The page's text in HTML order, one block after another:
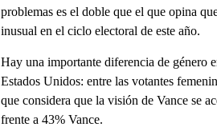
problemas es el doble que el que opina
inusual en el ciclo electoral de este año.
Hay una importante diferencia de género
Estados Unidos: entre las votantes
que considera que la visión de Vance se
frente a 43% Vance.